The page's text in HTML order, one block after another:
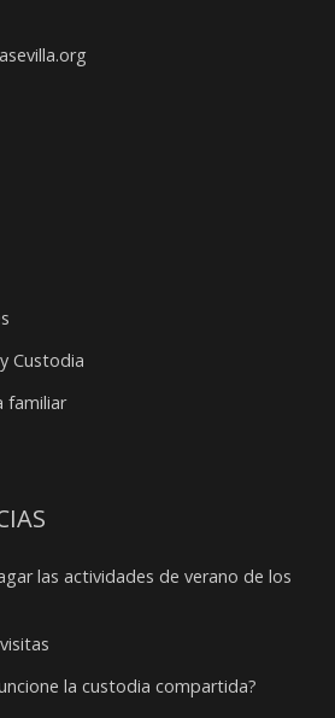
Custodia
familiar
las actividades de verano de los
la custodia compartida?